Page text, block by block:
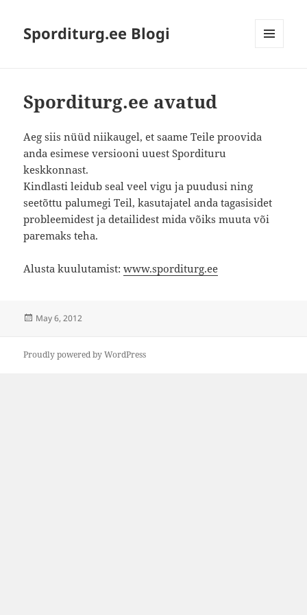
Sporditurg.ee Blogi
Sporditurg.ee avatud
Aeg siis nüüd niikaugel, et saame Teile proovida
anda esimese versiooni uuest Spordituru
keskkonnast.
Kindlasti leidub seal veel vigu ja puudusi ning
seetõttu palumegi Teil, kasutajatel anda tagasisidet
probleemidest ja detailidest mida võiks muuta või
paremaks teha.
Alusta kuulutamist:www.sporditurg.ee
Posted
May 6, 2012
Proudly powered by WordPress